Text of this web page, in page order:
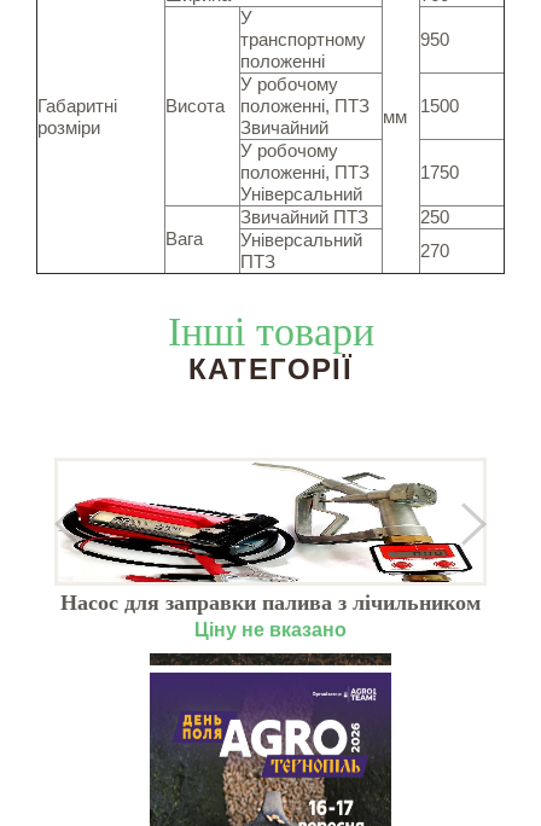
Габаритні
розміри
мм
Висота
У
транспортному
положенні
950
У робочому
положенні, ПТЗ
Звичайний
1500
У робочому
положенні, ПТЗ
Універсальний
1750
Вага
Звичайний ПТЗ
250
Універсальний
ПТЗ
270
Інші товари
КАТЕГОРІЇ
Насос для заправки палива з лічильником
KIT BATTERIA ПЛЮС
Ціну не вказано